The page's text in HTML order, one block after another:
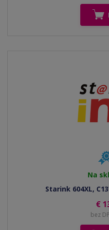
Na
Starink 604XL,
€
bez